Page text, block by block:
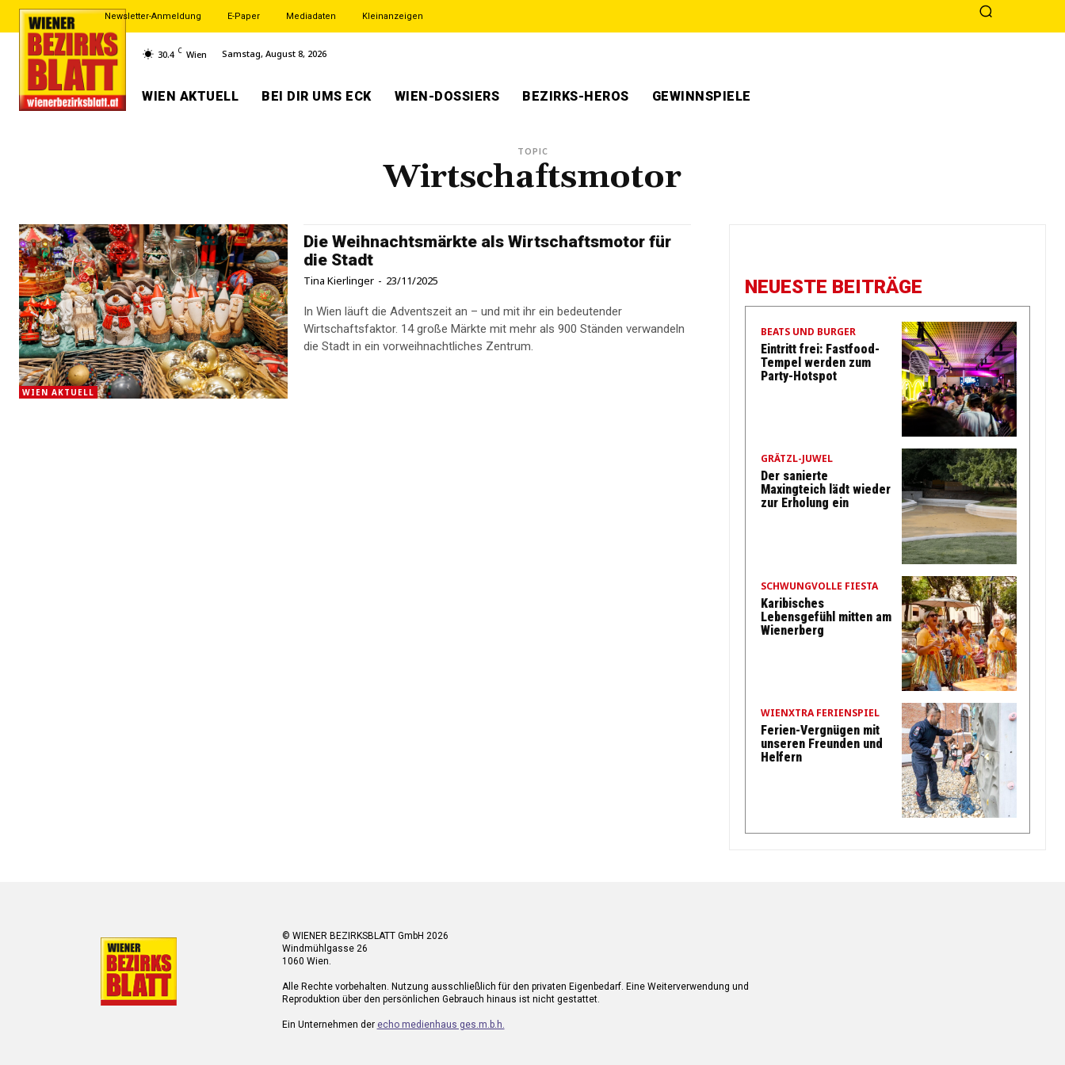
Newsletter-Anmeldung E-Paper Mediadaten Kleinanzeigen
30.4 C Wien Samstag, August 8, 2026
WIEN AKTUELL BEI DIR UMS ECK WIEN-DOSSIERS BEZIRKS-HEROS GEWINNSPIELE
TOPIC
Wirtschaftsmotor
WIEN AKTUELL
Die Weihnachtsmärkte als Wirtschaftsmotor für
die Stadt
Tina Kierlinger - 23/11/2025
In Wien läuft die Adventszeit an – und mit ihr ein bedeutender
Wirtschaftsfaktor. 14 große Märkte mit mehr als 900 Ständen verwandeln
die Stadt in ein vorweihnachtliches Zentrum.
NEUESTE BEITRÄGE
BEATS UND BURGER
Eintritt frei: Fastfood-
Tempel werden zum
Party-Hotspot
GRÄTZL-JUWEL
Der sanierte
Maxingteich lädt wieder
zur Erholung ein
SCHWUNGVOLLE FIESTA
Karibisches
Lebensgefühl mitten am
Wienerberg
WIENXTRA FERIENSPIEL
Ferien-Vergnügen mit
unseren Freunden und
Helfern
© WIENER BEZIRKSBLATT GmbH 2026
Windmühlgasse 26
1060 Wien.
Alle Rechte vorbehalten. Nutzung ausschließlich für den privaten Eigenbedarf. Eine Weiterverwendung und
Reproduktion über den persönlichen Gebrauch hinaus ist nicht gestattet.
Ein Unternehmen der echo medienhaus ges.m.b.h.